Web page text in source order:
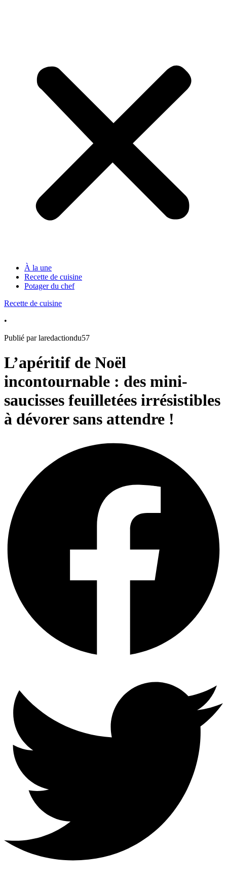
À la une
Recette de cuisine
Potager du chef
Recette de cuisine
•
Publié par laredactiondu57
L’apéritif de Noël
incontournable : des mini-
saucisses feuilletées irrésistibles
à dévorer sans attendre !